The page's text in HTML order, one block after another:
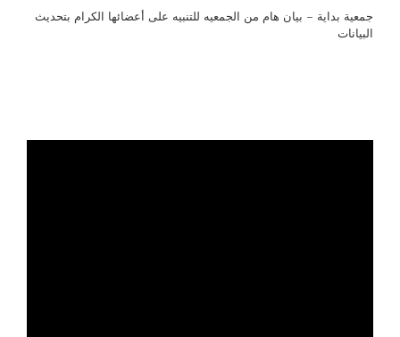
جمعية بداية – بيان هام من الجمعيه للتنبيه على أعضائها الكرام بتحديث
البيانات